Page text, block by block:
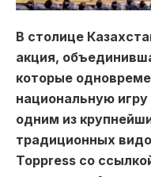
В столице
акция,
которые
национальную
одним из
традиционных
Toppress со